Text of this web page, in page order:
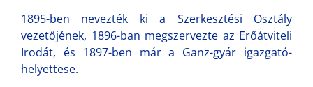
1895-ben nevezték ki a Szerkesztési Osztály
vezetőjének, 1896-ban megszervezte az Erőátviteli
Irodát, és 1897-ben már a Ganz-gyár igazgató-
helyettese.